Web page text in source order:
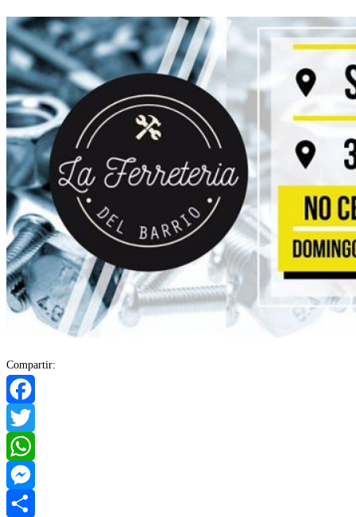
Compartir:
Facebook
Twitter
WhatsApp
Messenger